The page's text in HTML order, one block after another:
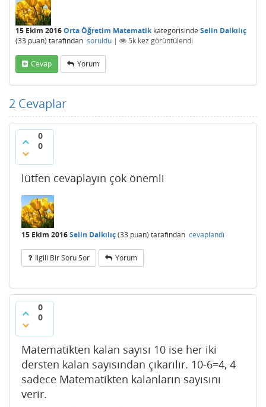
15 Ekim 2016Orta Öğretim Matematikkategorisinde Selin Dalkılıç
(33 puan) tarafından soruldu | 5k kez görüntülendi
Cevap Yorum
2 Cevaplar
0
0
lütfen cevaplayın çok önemli
15 Ekim 2016Selin Dalkılıç(33 puan) tarafından cevaplandı
Ilgili Bir Soru Sor Yorum
0
0
Matematikten kalan sayısı 10 ise her iki
dersten kalan sayısından çıkarılır. 10-6=4, 4
sadece Matematikten kalanların sayısını
verir.